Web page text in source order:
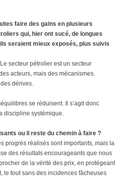
faire des gains en plusieurs
qui, hier ont sucé, de longues
seraient mieux exposés, plus suivis
secteur pétrolier est un secteur
acteurs, mais des mécanismes.
dérives.
se réduisent. Il s’agit donc
discipline systémique.
ou il reste du chemin à faire ?
progrès réalisés sont importants, mais la
des résultats encourageants que nous
de la vérité des prix, en protégeant
le tout sans des incidences fâcheuses